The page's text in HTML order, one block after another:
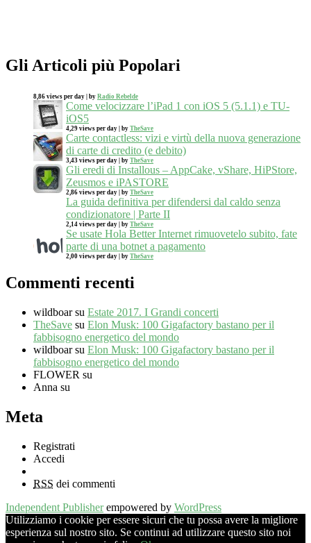
Gli Articoli più Popolari
8,86 views per day by Radio Rebelde
Come velocizzare l’iPad 1 con iOS 5 (5.1.1) e TU-
iOS5
4,29 views per day by TheSave
Carte contactless: vizi e virtù della nuova generazione
di carte di credito (e debito)
3,43 views per day by TheSave
Gli eredi di Installous – AppCake, vShare, HiPStore,
Zeusmos e iPASTORE
2,86 views per day by TheSave
La guida definitiva per difendersi dal caldo senza
condizionatore | Parte II
2,14 views per day by TheSave
Se usate Hola Better Internet rimuovetelo subito, fate
parte di una botnet a pagamento
2,00 views per day by TheSave
Commenti recenti
wildboarsu Estate 2017. I Grandi concerti
TheSave su Elon Musk: 100 Gigafactory bastano per il
fabbisogno energetico del mondo
wildboarsu Elon Musk: 100 Gigafactory bastano per il
fabbisogno energetico del mondo
FLOWER su
Anna su
Meta
Registrati
Accedi
RSS dei commenti
Independent Publisherempowered by WordPress
Utilizziamo i cookie per essere sicuri che tu possa avere la migliore
esperienza sul nostro sito. Se continui ad utilizzare questo sito noi